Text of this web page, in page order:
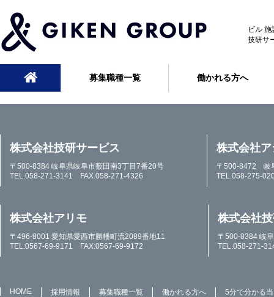
ビル
技研サ
募集職種一覧 働かれる方へ
株式会社技研サービス
〒500-8384 岐阜県岐阜市薮田南3丁目7番20号
TEL.058-271-3141 FAX.058-271-4326
株式会社
〒500-8472 岐
TEL.058-275-
株式会社アリモ
〒496-8001 愛知県愛西市勝幡町流2089番地11
TEL:0567-69-9171 FAX:0567-69-9172
株式会社
〒500-8384 岐
TEL.058-271-
HOME 採用情報 募集職種一覧 働かれる方へ 5分で分かる